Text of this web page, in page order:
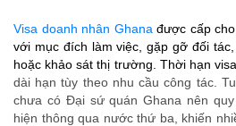
Visa doanh nhân Ghana được cấp
với mục đích làm việc, gặp gỡ đối
hoặc khảo sát thị trường. Thời hạn visa
dài hạn tùy theo nhu cầu công tác.
chưa có Đại sứ quán Ghana nên
hiện thông qua nước thứ ba, khiến